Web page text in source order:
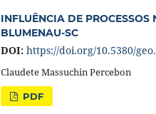
INFLUÊNCIA DE
BLUMENAU-SC
DOI: https://doi.org/10.5380/
Claudete Massuchin Percebon
PDF